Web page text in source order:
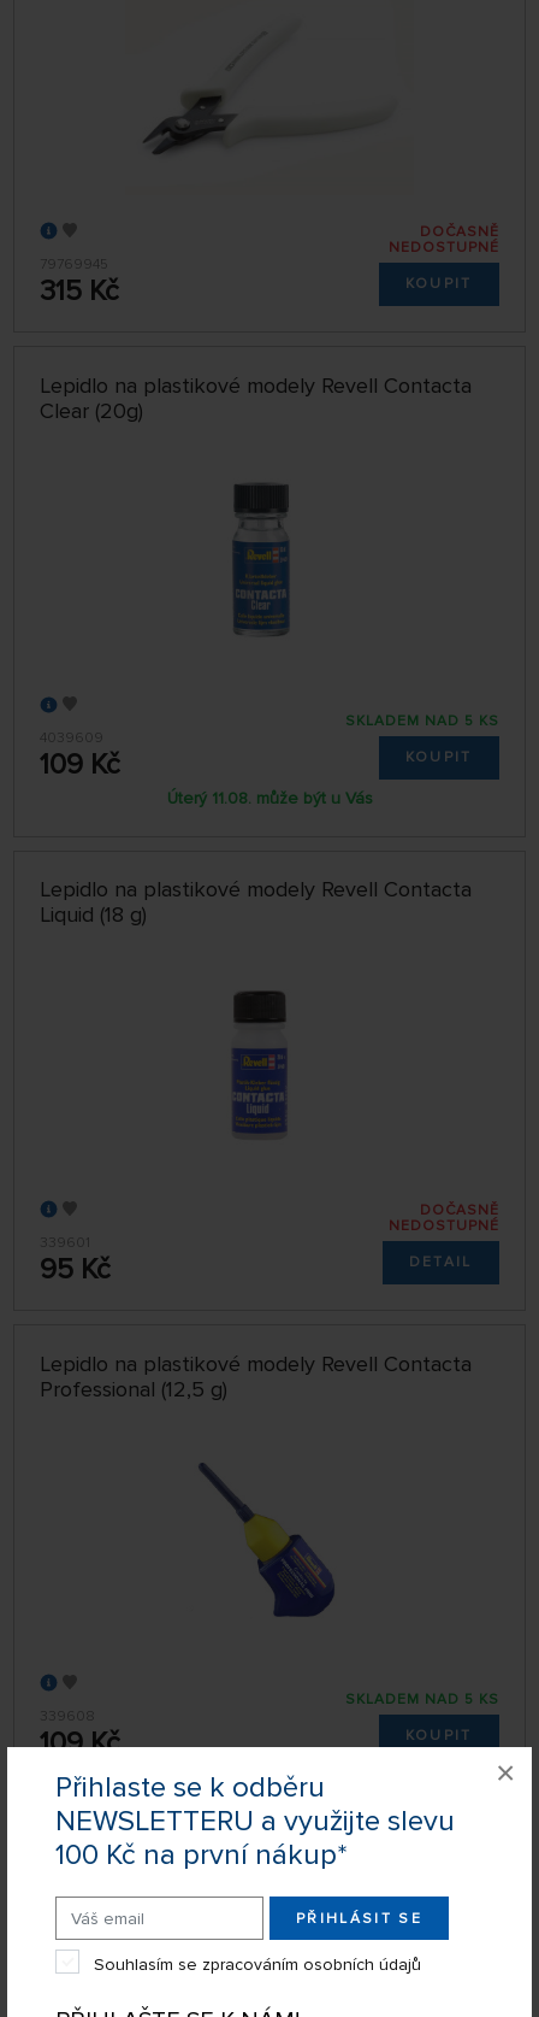
Přihlaste se k odběru
NEWSLETTERU a využijte slevu
100 Kč na první nákup*
PŘIHLÁSIT SE
Souhlasím se zpracováním osobních údajů
×
79769945
315 Kč
DOČASNĚ
NEDOSTUPNÉ
KOUPIT
Lepidlo na plastikové modely Revell Contacta
Clear (20g)
4039609
109 Kč
SKLADEM NAD 5 KS
KOUPIT
Úterý 11.08. může být u Vás
Lepidlo na plastikové modely Revell Contacta
Liquid (18 g)
339601
95 Kč
DOČASNĚ
NEDOSTUPNÉ
DETAIL
Lepidlo na plastikové modely Revell Contacta
Professional (12,5 g)
339608
109 Kč
SKLADEM NAD 5 KS
KOUPIT
Úterý 11.08. může být u Vás
Lepidlo na plastikové modely Revell Contacta
Professional (25 g)